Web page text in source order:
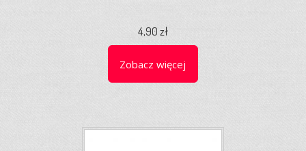
4,90 zł
Zobacz więcej